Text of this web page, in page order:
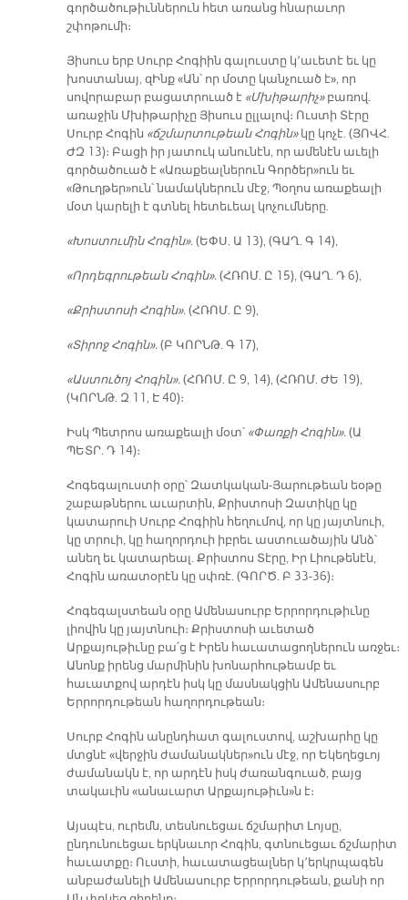
գործածութիւններուն հետ առանց հնարաւոր
շփոթումի։
Յիսուս երբ Սուրբ Հոգիին գալուստը կ՚աւետէ եւ կը
խոստանայ, զԻնք «Ան՝ որ մօտը կանչուած է», որ
սովորաբար բացատրուած է «Մխիթարիչ»բառով.
առաջին Մխիթարիչը Յիսուս ըլլալով։ Ուստի Տէրը
Սուրբ Հոգին «ճշմարտութեան Հոգին»կը կոչէ. (ՅՈՎՀ.
ԺԶ 13)։ Բացի իր յատուկ անունէն, որ ամենէն աւելի
գործածուած է «Առաքեալներուն Գործեր»ուն եւ
«Թուղթեր»ուն՝ նամակներուն մէջ, Պօղոս առաքեալի
մօտ կարելի է գտնել հետեւեալ կոչումները.
«Խոստումին Հոգին».(ԵՓՍ. Ա 13), (ԳԱՂ. Գ 14),
«Որդեգրութեան Հոգին».(ՀՌՈՄ. Ը 15), (ԳԱՂ. Դ 6),
«Քրիստոսի Հոգին».(ՀՌՈՄ. Ը 9),
«Տիրոջ Հոգին».(Բ ԿՈՐՆԹ. Գ 17),
«Աստուծոյ Հոգին».(ՀՌՈՄ. Ը 9, 14), (ՀՌՈՄ. ԺԵ 19),
(ԿՈՐՆԹ. Զ 11, Է 40)։
Իսկ Պետրոս առաքեալի մօտ՝ «Փառքի Հոգին».(Ա
ՊԵՏՐ. Դ 14)։
Հոգեգալուստի օրը՝ Զատկական-Յարութեան եօթը
շաբաթներու աւարտին, Քրիստոսի Զատիկը կը
կատարուի Սուրբ Հոգիին հեղումով, որ կը յայտնուի,
կը տրուի, կը հաղորդուի իբրեւ աստուածային Անձ՝
անեղ եւ կատարեալ. Քրիստոս Տէրը, Իր Լիութենէն,
Հոգին առատօրէն կը սփռէ. (ԳՈՐԾ. Բ 33-36)։
Հոգեգալստեան օրը Ամենասուրբ Երրորդութիւնը
լիովին կը յայտնուի։ Քրիստոսի աւետած
Արքայութիւնը բա՛ց է Իրեն հաւատացողներուն առջեւ։
Անոնք իրենց մարմինին խոնարհութեամբ եւ
հաւատքով արդէն իսկ կը մասնակցին Ամենասուրբ
Երրորդութեան հաղորդութեան։
Սուրբ Հոգին անընդհատ գալուստով, աշխարհը կը
մտցնէ «վերջին ժամանակներ»ուն մէջ, որ Եկեղեցւոյ
ժամանակն է, որ արդէն իսկ ժառանգուած, բայց
տակաւին «անաւարտ Արքայութիւն»ն է։
Այսպէս, ուրեմն, տեսնուեցաւ ճշմարիտ Լոյսը,
ընդունուեցաւ երկնաւոր Հոգին, գտնուեցաւ ճշմարիտ
հաւատքը։ Ուստի, հաւատացեալներ կ՚երկրպագեն
անբաժանելի Ամենասուրբ Երրորդութեան, քանի որ